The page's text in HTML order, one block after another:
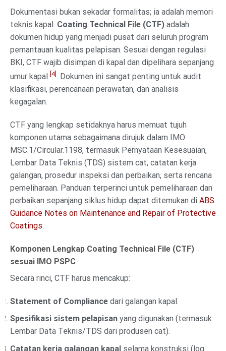
Dokumentasi bukan sekadar formalitas; ia adalah memori
teknis kapal. Coating Technical File (CTF) adalah
dokumen hidup yang menjadi pusat dari seluruh program
pemantauan kualitas pelapisan. Sesuai dengan regulasi
BKI, CTF wajib disimpan di kapal dan dipelihara sepanjang
umur kapal
[4]. Dokumen ini sangat penting untuk audit
klasifikasi, perencanaan perawatan, dan analisis
kegagalan.
CTF yang lengkap setidaknya harus memuat tujuh
komponen utama sebagaimana dirujuk dalam IMO
MSC.1/Circular.1198, termasuk Pernyataan Kesesuaian,
Lembar Data Teknis (TDS) sistem cat, catatan kerja
galangan, prosedur inspeksi dan perbaikan, serta rencana
pemeliharaan. Panduan terperinci untuk pemeliharaan dan
perbaikan sepanjang siklus hidup dapat ditemukan di ABS
Guidance Notes on Maintenance and Repair of Protective
Coatings.
Komponen Lengkap Coating Technical File (CTF)
sesuai IMO PSPC
Secara rinci, CTF harus mencakup:
Statement of Compliance dari galangan kapal.
Spesifikasi sistem pelapisan yang digunakan (termasuk
Lembar Data Teknis/TDS dari produsen cat).
Catatan kerja galangan kapal selama konstruksi (log